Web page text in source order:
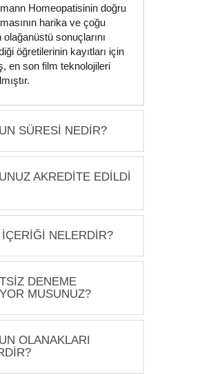
Homeopatisinin doğru
harika ve çoğu
sonuçlarını
öğretilerinin kayıtları için
en son film teknolojileri
SÜRESİ NEDİR?
AKREDİTE EDİLDİ
NELERDİR?
DENEME
MUSUNUZ?
OLANAKLARI